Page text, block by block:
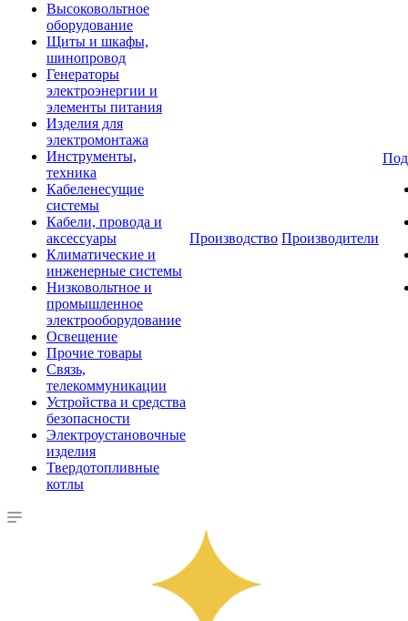
Высоковольтное
оборудование
Щиты и шкафы,
шинопровод
Генераторы
электроэнергии и
элементы питания
Изделия для
электромонтажа
Инструменты,
техника
Кабеленесущие
системы
Кабели, провода и
аксессуары
Климатические и
инженерные системы
Низковольтное и
промышленное
электрооборудование
Освещение
Прочие товары
Связь,
телекоммуникации
Устройства и средства
безопасности
Электроустановочные
изделия
Твердотопливные
котлы
Производство Производители